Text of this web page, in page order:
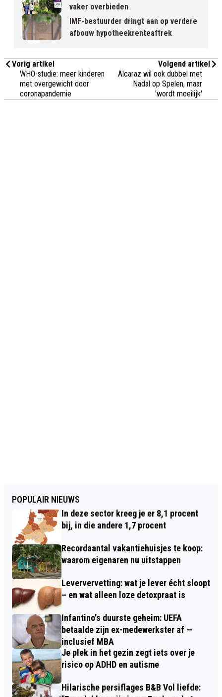
vaker overbieden
IMF-bestuurder dringt aan op verdere
afbouw hypotheekrenteaftrek
Vorig artikel
WHO-studie: meer kinderen
met overgewicht door
coronapandemie
Volgend artikel
Alcaraz wil ook dubbel met
Nadal op Spelen, maar
'wordt moeilijk'
POPULAIR NIEUWS
In deze sector kreeg je er 8,1 procent
bij, in die andere 1,7 procent
Recordaantal vakantiehuisjes te koop:
waarom eigenaren nu uitstappen
Leververvetting: wat je lever écht sloopt
– en wat alleen loze detoxpraat is
Infantino's duurste geheim: UEFA
betaalde zijn ex-medewerkster af —
inclusief MBA
Je plek in het gezin zegt iets over je
risico op ADHD en autisme
Hilarische persiflages B&B Vol liefde: